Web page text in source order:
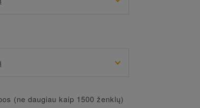
(ne daugiau kaip 1500 ženklų)